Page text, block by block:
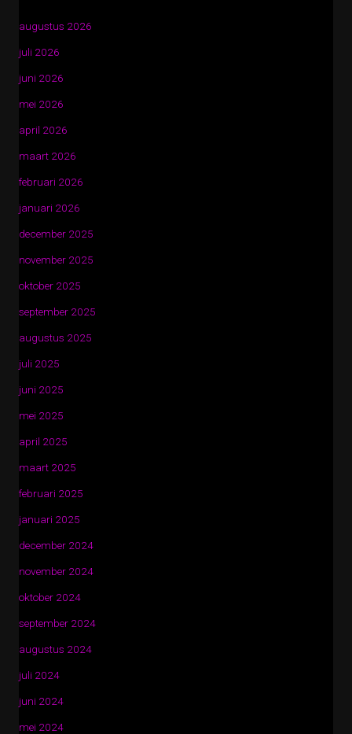
augustus 2026
juli 2026
juni 2026
mei 2026
april 2026
maart 2026
februari 2026
januari 2026
december 2025
november 2025
oktober 2025
september 2025
augustus 2025
juli 2025
juni 2025
mei 2025
april 2025
maart 2025
februari 2025
januari 2025
december 2024
november 2024
oktober 2024
september 2024
augustus 2024
juli 2024
juni 2024
mei 2024